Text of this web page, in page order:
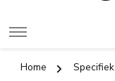
Home
Specifiek